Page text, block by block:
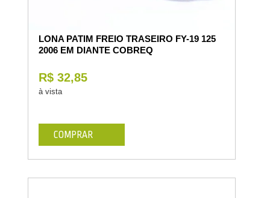
LONA PATIM FREIO TRASEIRO FY-19 125
2006 EM DIANTE COBREQ
R$ 32,85
à vista
COMPRAR